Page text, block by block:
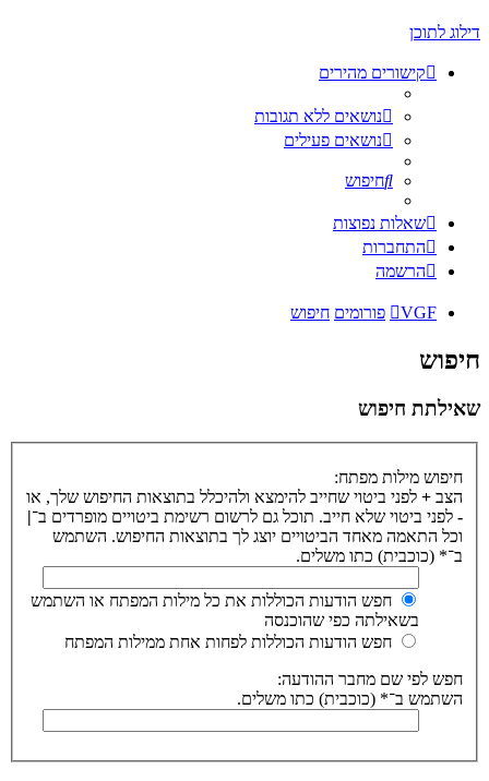
דילוג לתוכן
קישורים מהירים
נושאים ללא תגובות
נושאים פעילים
חיפוש
שאלות נפוצות
התחברות
הרשמה
VGF פורומים חיפוש
חיפוש
שאילתת חיפוש
חיפוש מילות מפתח:
הצב + לפני ביטוי שחייב להימצא ולהיכלל בתוצאות החיפוש שלך, או
- לפני ביטוי שלא חייב. תוכל גם לרשום רשימת ביטויים מופרדים ב־|
וכל התאמה מאחד הביטויים יוצג לך בתוצאות החיפוש. השתמש
ב־* (כוכבית) כתו משלים.
חפש הודעות הכוללות את כל מילות המפתח או השתמש
בשאילתה כפי שהוכנסה
חפש הודעות הכוללות לפחות אחת ממילות המפתח
חפש לפי שם מחבר ההודעה:
השתמש ב־* (כוכבית) כתו משלים.